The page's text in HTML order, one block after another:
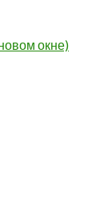
окне)